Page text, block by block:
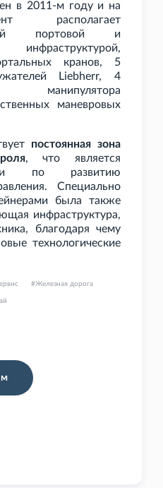
в 2011-м году и на
располагает
портовой и
инфраструктурой,
кранов, 5
Liebherr, 4
манипулятора
маневровых
постоянная зона
, что является
по развитию
Специально
была также
инфраструктура,
благодаря чему
технологические
Железная дорога